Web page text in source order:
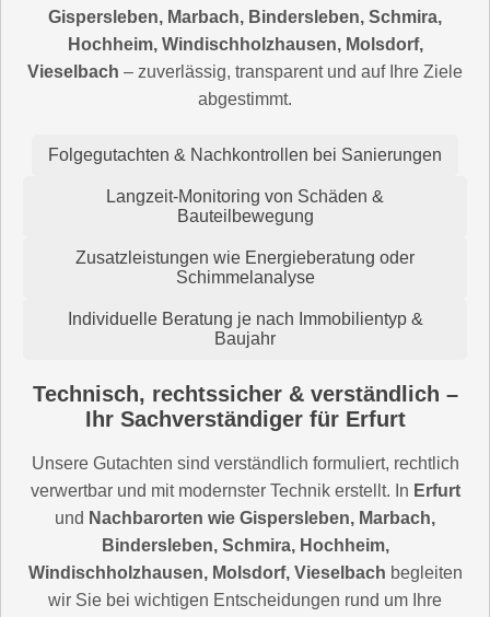
Gispersleben, Marbach, Bindersleben, Schmira,
Hochheim, Windischholzhausen, Molsdorf,
Vieselbach – zuverlässig, transparent und auf Ihre Ziele
abgestimmt.
Folgegutachten & Nachkontrollen bei Sanierungen
Langzeit-Monitoring von Schäden &
Bauteilbewegung
Zusatzleistungen wie Energieberatung oder
Schimmelanalyse
Individuelle Beratung je nach Immobilientyp &
Baujahr
Technisch, rechtssicher & verständlich –
Ihr Sachverständiger für Erfurt
Unsere Gutachten sind verständlich formuliert, rechtlich
verwertbar und mit modernster Technik erstellt. In Erfurt
und Nachbarorten wie Gispersleben, Marbach,
Bindersleben, Schmira, Hochheim,
Windischholzhausen, Molsdorf, Vieselbach begleiten
wir Sie bei wichtigen Entscheidungen rund um Ihre